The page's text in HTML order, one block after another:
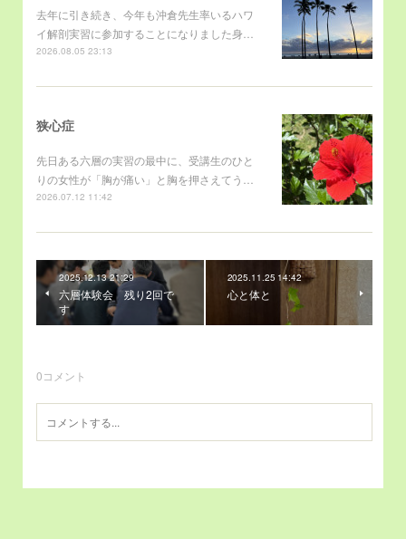
去年に引き続き、今年も沖倉先生率いるハワ
イ解剖実習に参加することになりました身…
2026.08.05 23:13
狭心症
先日ある六層の実習の最中に、受講生のひと
りの女性が「胸が痛い」と胸を押さえてう…
2026.07.12 11:42
2025.12.13 21:29
六層体験会 残り2回で
す
2025.11.25 14:42
心と体と
0コメント